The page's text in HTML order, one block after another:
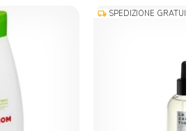
local_shipping SPEDIZIONE